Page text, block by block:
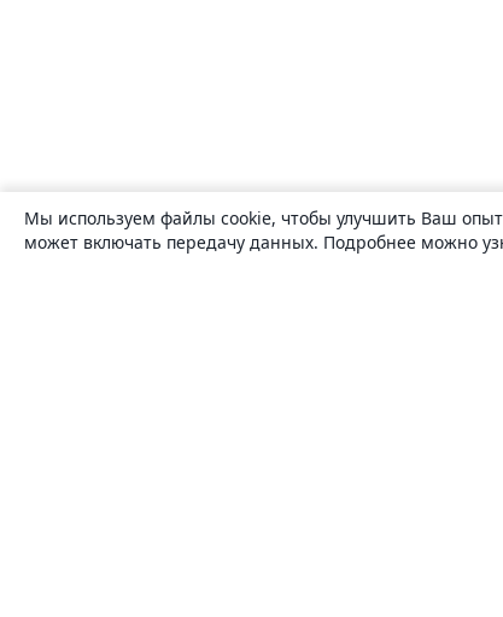
Мы используем файлы cookie, чтобы улучшить Ваш
может включать передачу данных. Подробнее можно